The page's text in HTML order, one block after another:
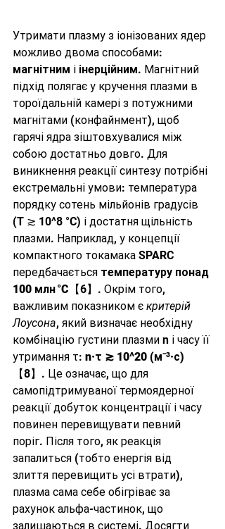
Утримати плазму з іонізованих ядер
можливо двома способами:
магнітним і інерційним. Магнітний
підхід полягає у кручення плазми в
тороїдальній камері з потужними
магнітами (конфайнмент), щоб
гарячі ядра зіштовхувалися між
собою достатньо довго. Для
виникнення реакції синтезу потрібні
екстремальні умови: температура
порядку сотень мільйонів градусів
(T ≳ 10^8 °C) і достатня щільність
плазми. Наприклад, у концепції
компактного токамака SPARC
передбачається температуру понад
100 млн °C 【6】. Окрім того,
важливим показником є критерій
Лоусона, який визначає необхідну
комбінацію густини плазми n і часу її
утримання τ: n·τ ≳ 10^20 (м⁻³·с)
【8】. Це означає, що для
самопідтримуваної термоядерної
реакції добуток концентрації і часу
повинен перевищувати певний
поріг. Після того, як реакція
запалиться (тобто енергія від
злиття перевищить усі втрати),
плазма сама себе обігріває за
рахунок альфа-частинок, що
залишаються в системі. Досягти